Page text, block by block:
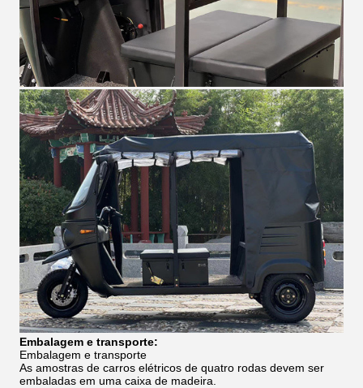
Embalagem e transporte:
Embalagem e transporte
As amostras de carros elétricos de quatro rodas devem ser
embaladas em uma caixa de madeira.